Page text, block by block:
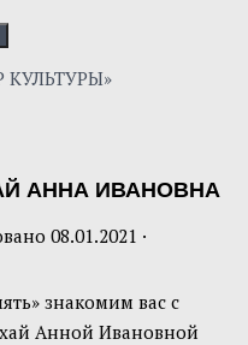
АННА ИВАНОВНА
08.01.2021 ·
знакомим вас с
Анной Ивановной